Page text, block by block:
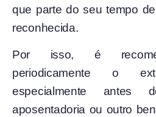
que parte do seu tempo
reconhecida.
Por isso, é
periodicamente o
especialmente antes
aposentadoria ou outro